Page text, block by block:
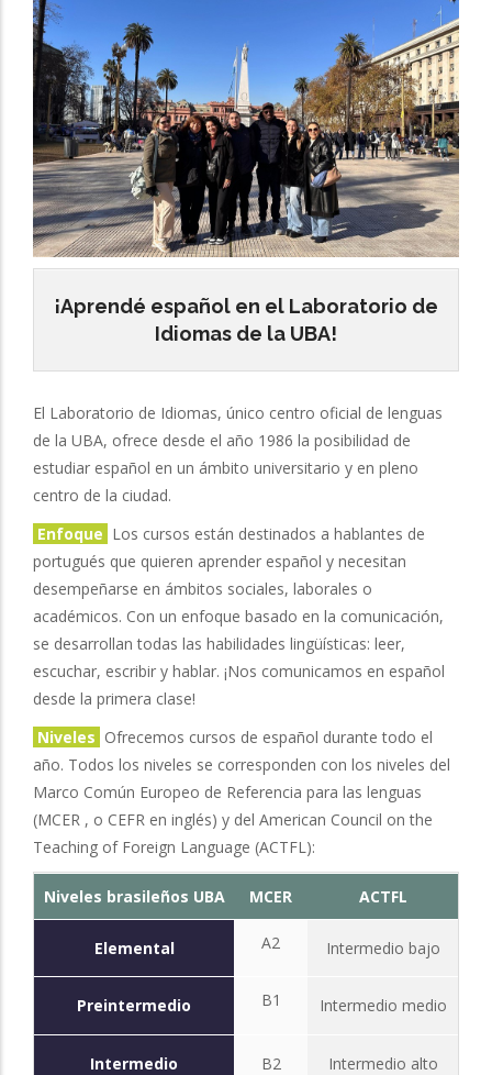
¡Aprendé español en el Laboratorio de
Idiomas de la UBA!
El Laboratorio de Idiomas, único centro oficial de lenguas
de la UBA, ofrece desde el año 1986 la posibilidad de
estudiar español en un ámbito universitario y en pleno
centro de la ciudad.
Enfoque Los cursos están destinados a hablantes de
portugués que quieren aprender español y necesitan
desempeñarse en ámbitos sociales, laborales o
académicos. Con un enfoque basado en la comunicación,
se desarrollan todas las habilidades lingüísticas: leer,
escuchar, escribir y hablar. ¡Nos comunicamos en español
desde la primera clase!
Niveles Ofrecemos cursos de español durante todo el
año. Todos los niveles se corresponden con los niveles del
Marco Común Europeo de Referencia para las lenguas
(MCER , o CEFR en inglés) y del American Council on the
Teaching of Foreign Language (ACTFL):
Niveles brasileños UBA MCER ACTFL
Elemental A2 Intermedio bajo
Preintermedio B1 Intermedio medio
Intermedio B2 Intermedio alto